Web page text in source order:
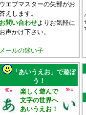
ウエブマスターの矢部がお
えします。
お問い合わせよりお気軽に
お声かけ下さい。
メールの迷い子
「あいうえお」で遊ぼ
う！
楽しく遊んで
文字の世界へ
あいうえお！